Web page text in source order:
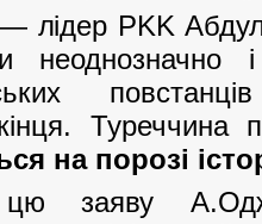
лідер PKK
неоднозначно
Туреччина
на порозі
заяву